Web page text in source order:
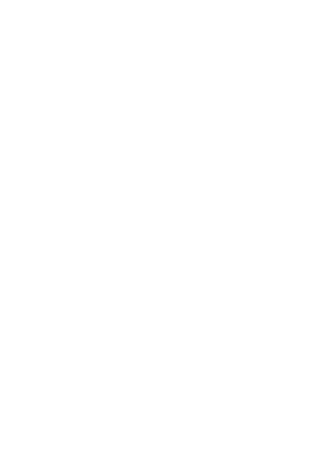
e suplementos com ferro.
deverá fazer exames periódicos para que o
(a) para fazer diálise ou, ainda, transplante.
médica, psicológica e nutricional
de ações voluntárias e doações.
ela visível a olho nu ou apenas detectável em
Urinar sangue costuma assustar
a iniciativa de procurar atendimento médico.
hematúria microscópica é aquela que só é
por várias doenças, entre elas: